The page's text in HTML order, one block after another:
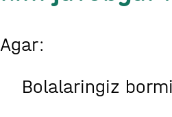
Agar:
Bolalaringiz bormi